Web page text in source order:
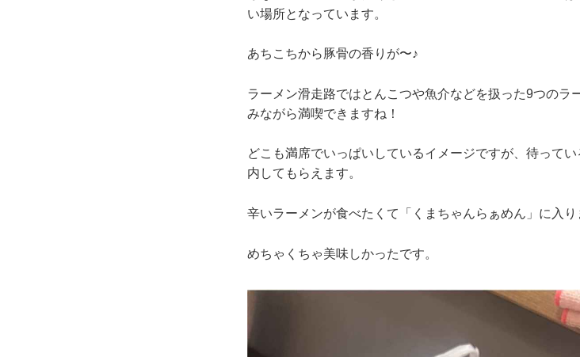
い場所となっています。
あちこちから豚骨の香りが〜♪
ラーメン滑走路ではとんこつや魚介などを扱った9つのラ
みながら満喫できますね！
どこも満席でいっぱいしているイメージですが、待って
内してもらえます。
辛いラーメンが食べたくて「くまちゃんらぁめん」に入り
めちゃくちゃ美味しかったです。